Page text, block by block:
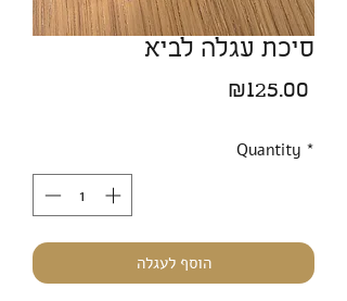
סיכת עגלה לביא
₪125.00
Quantity *
הוסף לעגלה